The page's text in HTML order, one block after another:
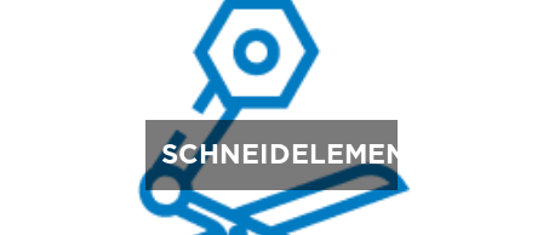
SCHNEIDELEMENTE